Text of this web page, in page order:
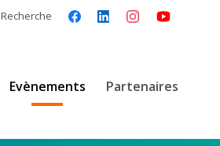
Recherche
Evènements Partenaires